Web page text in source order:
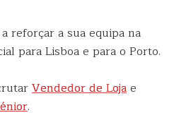
reforçar a sua equipa na
para Lisboa e para o Porto.
Vendedor de Lojae
.